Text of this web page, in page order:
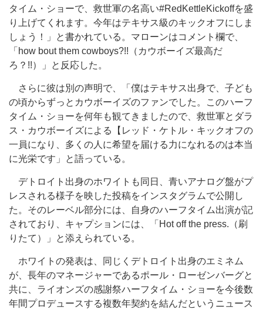
タイム・ショーで、救世軍の名高い#RedKettleKickoffを盛
り上げてくれます。今年はテキサス級のキックオフにしま
しょう！」と書かれている。マローンはコメント欄で、
「how bout them cowboys?!!（カウボーイズ最高だ
ろ？!!）」と反応した。
さらに彼は別の声明で、「僕はテキサス出身で、子ども
の頃からずっとカウボーイズのファンでした。このハーフ
タイム・ショーを何年も観てきましたので、救世軍とダラ
ス・カウボーイズによる【レッド・ケトル・キックオフの
一員になり、多くの人に希望を届ける力になれるのは本当
に光栄です」と語っている。
デトロイト出身のホワイトも同日、青いアナログ盤がプ
レスされる様子を映した投稿をインスタグラムで公開し
た。そのレーベル部分には、自身のハーフタイム出演が記
されており、キャプションには、「Hot off the press.（刷
りたて）」と添えられている。
ホワイトの発表は、同じくデトロイト出身のエミネム
が、長年のマネージャーであるポール・ローゼンバーグと
共に、ライオンズの感謝祭ハーフタイム・ショーを今後数
年間プロデュースする複数年契約を結んだというニュース